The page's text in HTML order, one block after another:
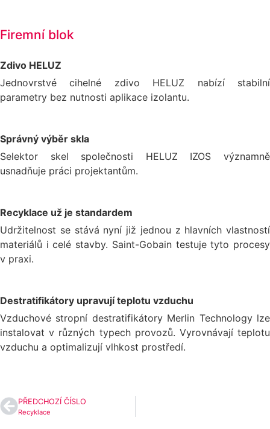
Firemní blok
Zdivo HELUZ
Jednovrstvé cihelné zdivo HELUZ nabízí stabilní
parametry bez nutnosti aplikace izolantu.
Správný výběr skla
Selektor skel společnosti HELUZ IZOS významně
usnadňuje práci projektantům.
Recyklace už je standardem
Udržitelnost se stává nyní již jednou z hlavních vlastností
materiálů i celé stavby. Saint-Gobain testuje tyto procesy
v praxi.
Destratifikátory upravují teplotu vzduchu
Vzduchové stropní destratifikátory Merlin Technology lze
instalovat v různých typech provozů. Vyrovnávají teplotu
vzduchu a optimalizují vlhkost prostředí.
PŘEDCHOZÍ ČÍSLO
Recyklace